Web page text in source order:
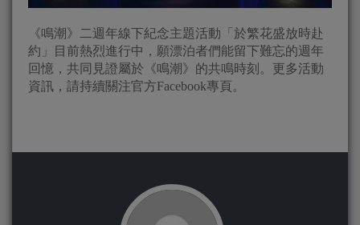
《鳴潮》二週年線下紀念主題活動「於繁花盛放時赴
約」目前熱烈進行中，願漂泊者們能留下難忘的週年
回憶，共同見證屬於《鳴潮》的共鳴時刻。更多活動
資訊，請持續關注官方Facebook專頁。